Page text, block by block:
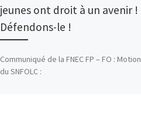
jeunes ont droit à un avenir !
Défendons-le !
Communiqué de la FNEC FP – FO : Motion
du SNFOLC :